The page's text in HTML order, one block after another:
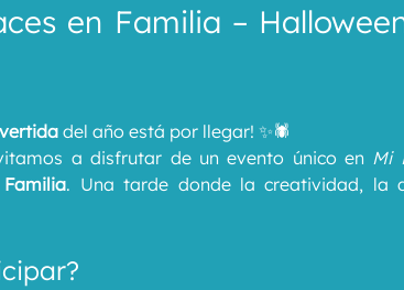
en Familia –
del año está por llegar! ✨🕷️
a disfrutar de un evento único en Mi
. Una tarde donde la creatividad, la